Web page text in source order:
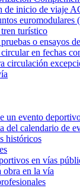
de inicio de viaje
euromodulares
turístico
o ensayos
en fechas
circulación
un evento
del calendario de
históricos
en vías
en la vía